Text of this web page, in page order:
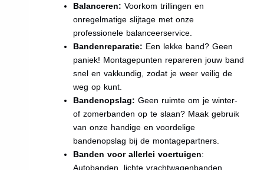
Balanceren: Voorkom trillingen en
onregelmatige slijtage met onze
professionele balanceerservice.
Bandenreparatie: Een lekke band? Geen
paniek! Montagepunten repareren jouw band
snel en vakkundig, zodat je weer veilig de
weg op kunt.
Bandenopslag: Geen ruimte om je winter-
of zomerbanden op te slaan? Maak gebruik
van onze handige en voordelige
bandenopslag bij de montagepartners.
Banden voor allerlei voertuigen:
Autobanden, lichte vrachtwagenbanden,